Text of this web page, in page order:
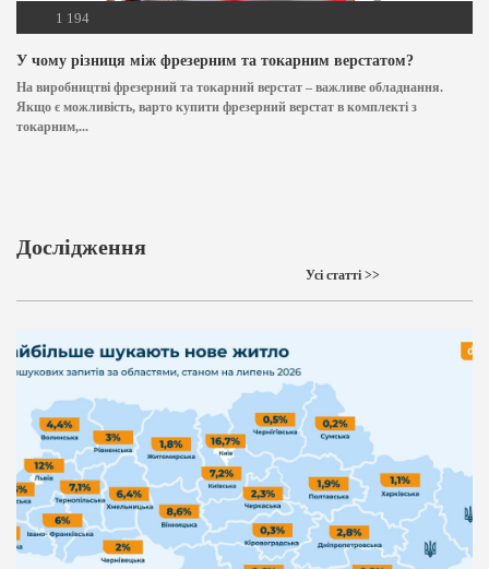
1 194
У чому різниця між фрезерним та токарним верстатом?
На виробництві фрезерний та токарний верстат – важливе обладнання.
Якщо є можливість, варто купити фрезерний верстат в комплекті з
токарним,...
Дослідження
Усі статті >>